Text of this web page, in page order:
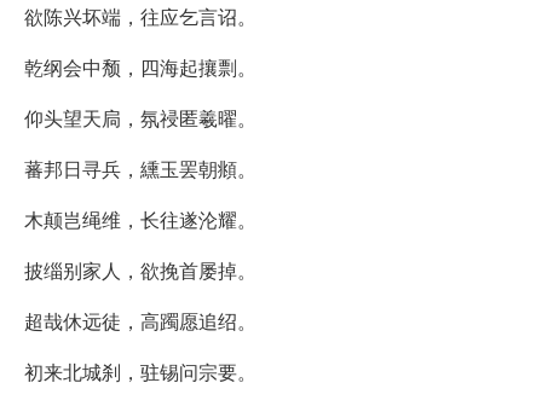
欲陈兴坏端，往应乞言诏。
乾纲会中颓，四海起攘剽。
仰头望天扃，氛祲匿羲曜。
蕃邦日寻兵，纁玉罢朝頫。
木颠岂绳维，长往遂沦耀。
披缁别家人，欲挽首屡掉。
超哉休远徒，高躅愿追绍。
初来北城刹，驻锡问宗要。